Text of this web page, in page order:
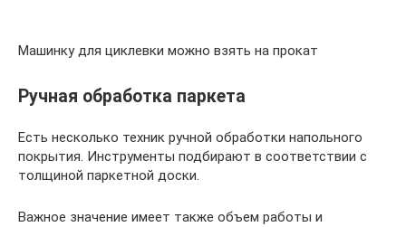
Машинку для циклевки можно взять на прокат
Ручная обработка паркета
Есть несколько техник ручной обработки напольного
покрытия. Инструменты подбирают в соответствии с
толщиной паркетной доски.
Важное значение имеет также объем работы и